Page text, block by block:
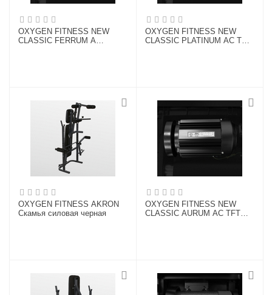
OXYGEN FITNESS NEW
CLASSIC FERRUM A
OXYGEN FITNESS NEW
CLASSIC PLATINUM AC TFT
OXYGEN FITNESS AKRON
Скамья силовая черная
OXYGEN FITNESS NEW
CLASSIC AURUM AC TFT